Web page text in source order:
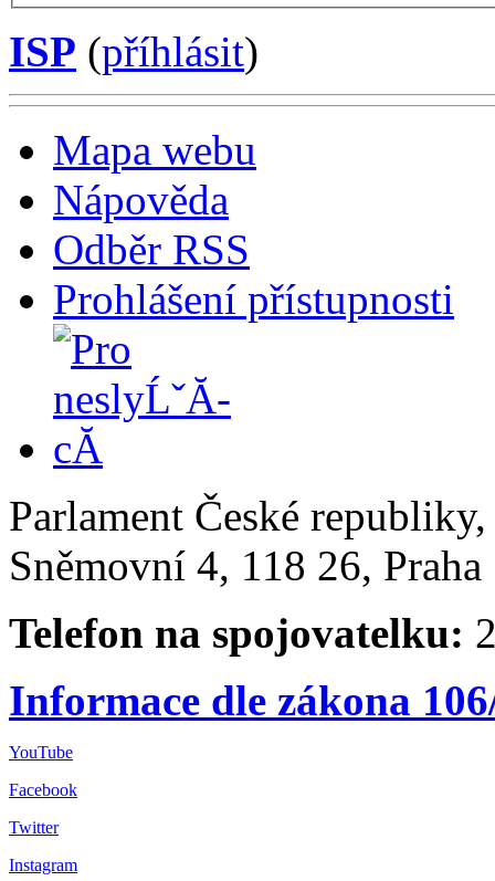
ISP (příhlásit)
Mapa webu
Nápověda
Odběr RSS
Prohlášení přístupnosti
Parlament České
Sněmovní 4, 118 26,
Telefon na spojovatelku:
Informace dle zákona
YouTube
Facebook
Twitter
Instagram